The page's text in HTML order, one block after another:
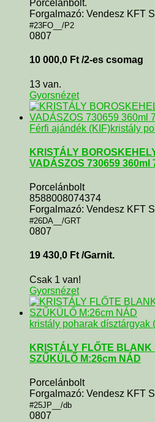
Porcelánbolt.
Forgalmazó: Vendesz KFT
#23FO__/P2
0807
10 000,0 Ft /2-es csomag
13 van.
Gyorsnézet
Férfi ajándék (KIF)kristály
KRISTÁLY
VADÁSZOS 730659 360ml
Porcelánbolt
8588008074374
Forgalmazó: Vendesz KFT
#26DA__/GRT
0807
19 430,0 Ft /Garnit.
Csak 1 van!
Gyorsnézet
kristály poharak dísztárgyak
KRISTÁLY FLŐTE BLANK
SZŰKÜLŐ M:26cm NÁD
Porcelánbolt
Forgalmazó: Vendesz KFT
#25JP__/db
0807